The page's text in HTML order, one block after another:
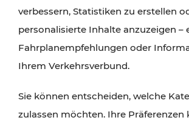
verbessern, Statistiken zu erstellen
personalisierte Inhalte anzuzeigen –
Fahrplanempfehlungen oder
Ihrem Verkehrsverbund.
Sie können entscheiden, welche
zulassen möchten. Ihre Präferenzen